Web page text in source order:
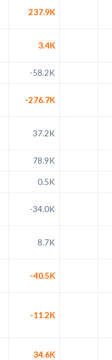
237.9K
3.4K
-58.2K
-276.7K
37.2K
78.9K
0.5K
-34.0K
8.7K
-40.5K
-11.2K
34.6K